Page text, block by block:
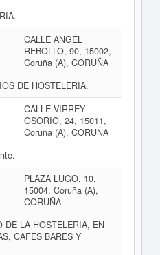
CALLE ANGEL
REBOLLO, 90, 15002,
Coruña (A), CORUÑA
DE HOSTELERIA.
CALLE VIRREY
OSORIO, 24, 15011,
Coruña (A), CORUÑA
PLAZA LUGO, 10,
15004, Coruña (A),
CORUÑA
DE LA HOSTELERIA, EN
CAFES BARES Y